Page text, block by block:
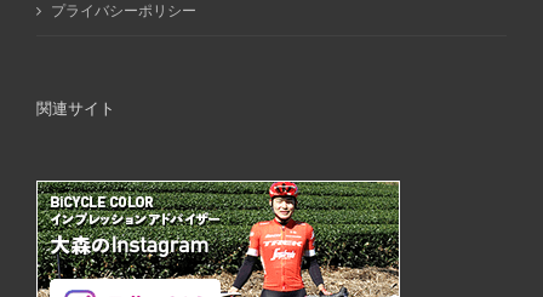
プライバシーポリシー
関連サイト